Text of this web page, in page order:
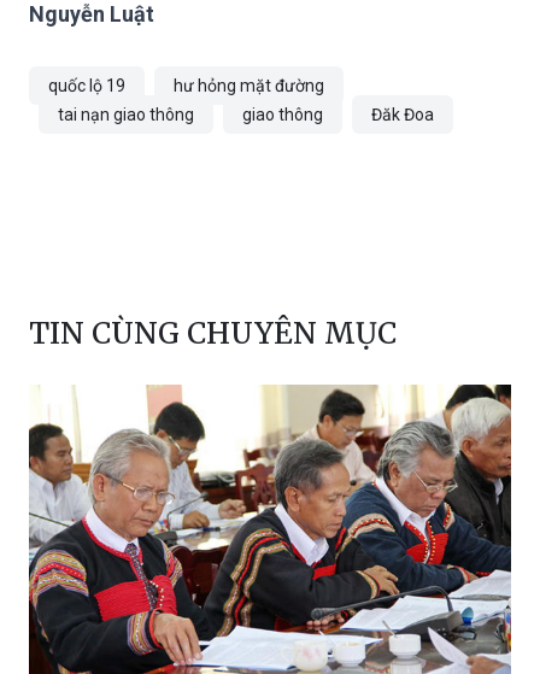
Nguyễn Luật
quốc lộ 19
hư hỏng mặt đường
tai nạn giao thông
giao thông Đăk Đoa
TIN CÙNG CHUYÊN MỤC